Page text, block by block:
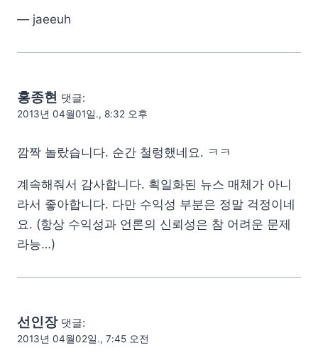
— jaeeuh
홍종현 댓글:
2013년 04월01일., 8:32 오후
깜짝 놀랐습니다. 순간 철렁했네요. ㅋㅋ
계속해줘서 감사합니다. 획일화된 뉴스 매체가 아니
라서 좋아합니다. 다만 수익성 부분은 정말 걱정이네
요. (항상 수익성과 언론의 신뢰성은 참 어려운 문제
라능…)
선인장 댓글:
2013년 04월02일., 7:45 오전